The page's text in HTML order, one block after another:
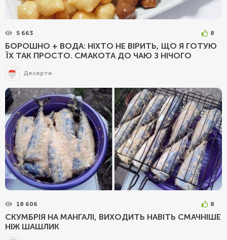
5 663 8
БОРОШНО + ВОДА: НІХТО НЕ ВІРИТЬ, ЩО Я ГОТУЮ
ЇХ ТАК ПРОСТО. СМАКОТА ДО ЧАЮ З НІЧОГО
Десерти
18 606 8
СКУМБРІЯ НА МАНГАЛІ, ВИХОДИТЬ НАВІТЬ СМАЧНІШЕ
НІЖ ШАШЛИК